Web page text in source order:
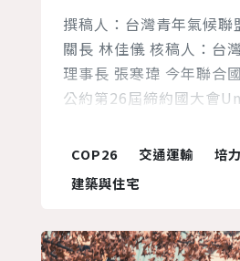
撰稿人：台灣青年氣候聯
關長 林佳儀 核稿人：台
理事長 張寒瑋 今年聯合
公約第26屆締約國大會
Change, 26th
大會Conference of
COP26 交通運輸
培
建築與住宅